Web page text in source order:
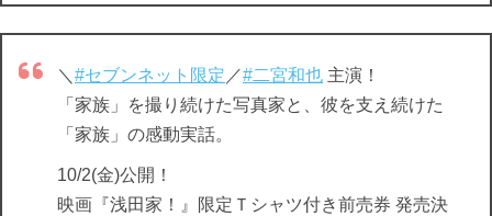
＼ #セブンネット限定 ／#二宮和也 主演！
「家族」を撮り続けた写真家と、彼を支え続けた
「家族」の感動実話。
10/2(金)公開！
映画『浅田家！』限定Ｔシャツ付き前売券 発売決